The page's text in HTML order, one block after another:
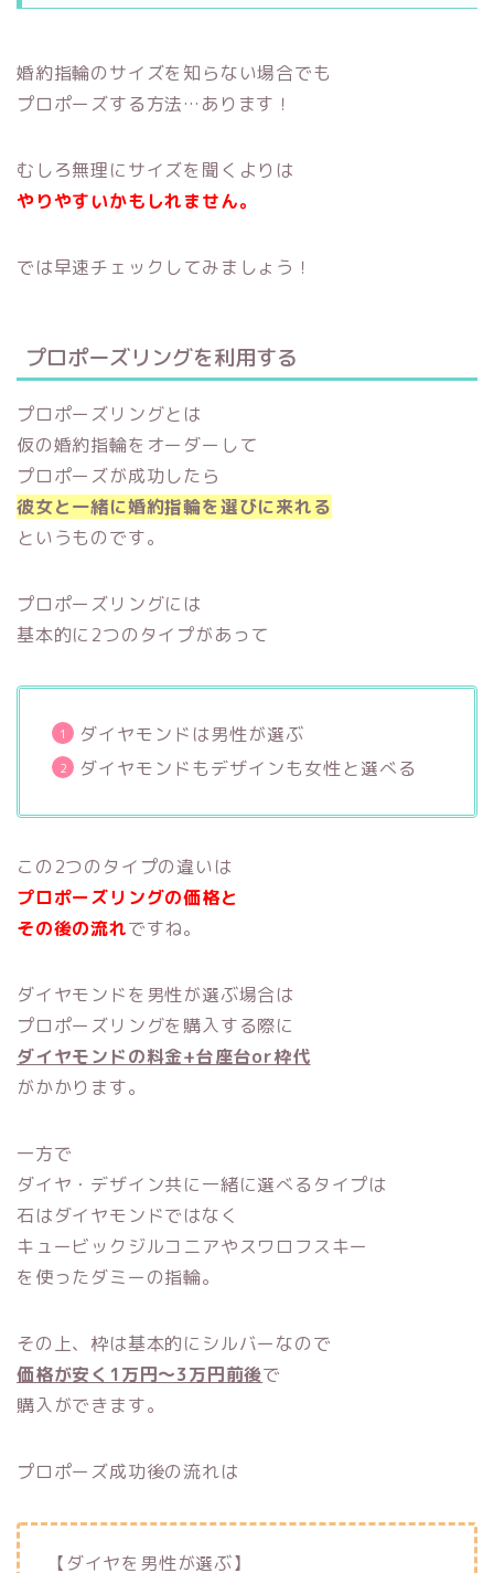
婚約指輪のサイズを知らない場合でも
プロポーズする方法…あります！
むしろ無理にサイズを聞くよりは
やりやすいかもしれません。
では早速チェックしてみましょう！
プロポーズリングを利用する
プロポーズリングとは
仮の婚約指輪をオーダーして
プロポーズが成功したら
彼女と一緒に婚約指輪を選びに来れる
というものです。
プロポーズリングには
基本的に2つのタイプがあって
ダイヤモンドは男性が選ぶ
ダイヤモンドもデザインも女性と選べる
この2つのタイプの違いは
プロポーズリングの価格と
その後の流れですね。
ダイヤモンドを男性が選ぶ場合は
プロポーズリングを購入する際に
ダイヤモンドの料金+台座台or枠代
がかかります。
一方で
ダイヤ・デザイン共に一緒に選べるタイプは
石はダイヤモンドではなく
キュービックジルコニアやスワロフスキー
を使ったダミーの指輪。
その上、枠は基本的にシルバーなので
価格が安く1万円～3万円前後で
購入ができます。
プロポーズ成功後の流れは
【ダイヤを男性が選ぶ】